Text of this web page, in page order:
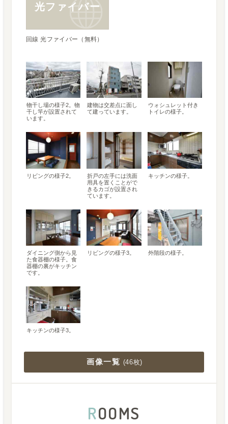
光ファイバー
回線 光ファイバー（無料）
物干し場の様子2。物
干し竿が設置されて
います。
建物は交差点に面し
て建っています。
ウォシュレット付き
トイレの様子。
リビングの様子2。
折戸の左手には洗面
用具を置くことがで
きるカゴが設置され
ています。
キッチンの様子。
ダイニング側から見
た食器棚の様子。食
器棚の裏がキッチン
です。
リビングの様子3。 外階段の様子。
キッチンの様子3。
画像一覧 (46枚)
ROOMS